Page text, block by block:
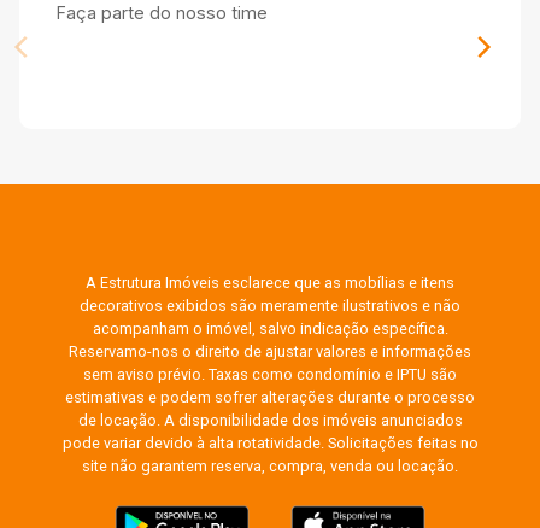
Faça parte do nosso time
A Estrutura Imóveis esclarece que as mobílias e itens
decorativos exibidos são meramente ilustrativos e não
acompanham o imóvel, salvo indicação específica.
Reservamo-nos o direito de ajustar valores e informações
sem aviso prévio. Taxas como condomínio e IPTU são
estimativas e podem sofrer alterações durante o processo
de locação. A disponibilidade dos imóveis anunciados
pode variar devido à alta rotatividade. Solicitações feitas no
site não garantem reserva, compra, venda ou locação.